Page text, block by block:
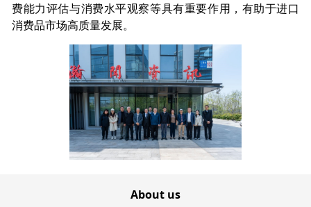
费能力评估与消费水平观察等具有重要作用，有助于进口
消费品市场高质量发展。
About us